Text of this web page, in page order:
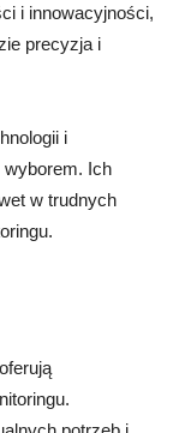
i innowacyjności,
precyzja i
i
Ich
w trudnych